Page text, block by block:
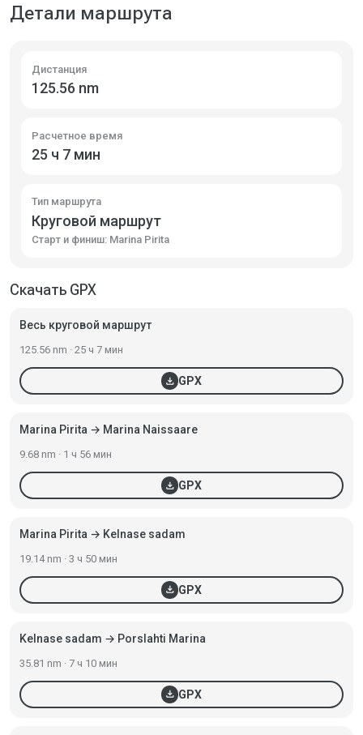
Детали маршрута
Дистанция
125.56 nm
Расчетное время
25 ч 7 мин
Тип маршрута
Круговой маршрут
Старт и финиш: Marina Pirita
Скачать GPX
Весь круговой маршрут
125.56 nm · 25 ч 7 мин
download GPX
Marina Pirita → Marina Naissaare
9.68 nm · 1 ч 56 мин
download GPX
Marina Pirita → Kelnase sadam
19.14 nm · 3 ч 50 мин
download GPX
Kelnase sadam → Porslahti Marina
35.81 nm · 7 ч 10 мин
download GPX